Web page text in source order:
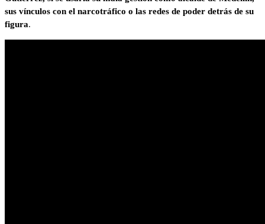
sus vínculos con el narcotráfico o las redes de poder detrás de su
figura.